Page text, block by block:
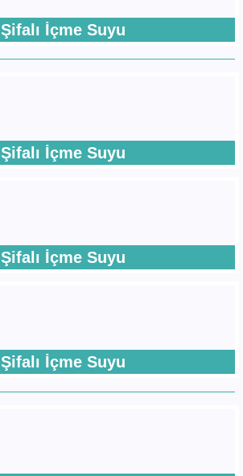
Şifalı İçme Suyu
Şifalı İçme Suyu
Şifalı İçme Suyu
Şifalı İçme Suyu